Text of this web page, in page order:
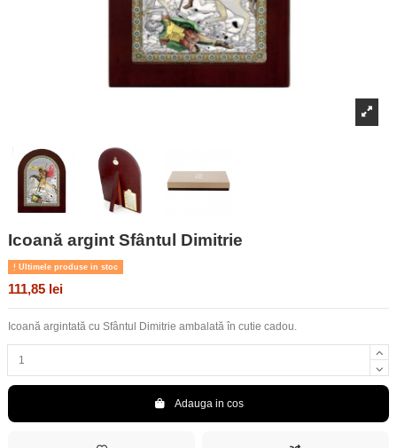
Icoană argint Sfântul Dimitrie
Ultimele produse in stoc
111,85 lei
Icoană argintată cu Sfântul Dimitrie ambalată în cutie cadou.
Adauga in cos